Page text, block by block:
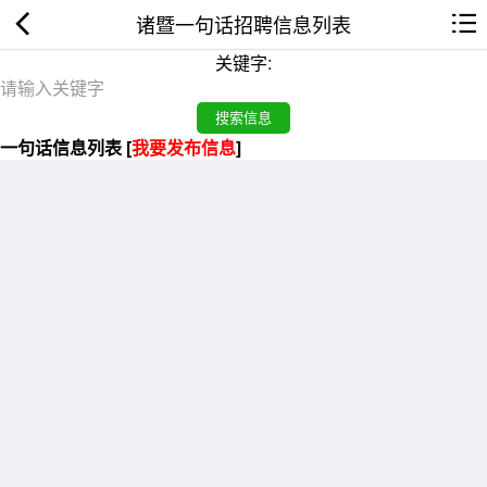
诸暨一句话招聘信息列表
关键字:
一句话信息列表 [我要发布信息]